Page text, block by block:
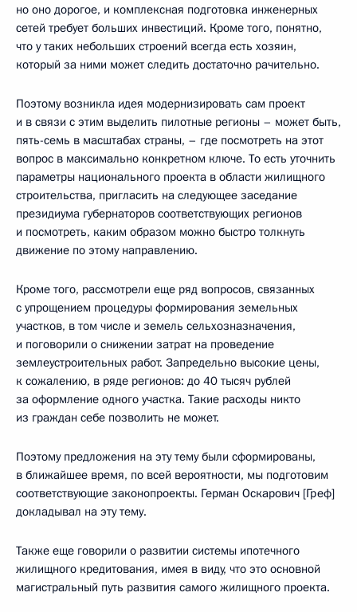
но оно дорогое, и комплексная подготовка инженерных
сетей требует больших инвестиций. Кроме того, понятно,
что у таких небольших строений всегда есть хозяин,
который за ними может следить достаточно рачительно.
Поэтому возникла идея модернизировать сам проект
и в связи с этим выделить пилотные регионы – может быть,
пять-семь в масштабах страны, – где посмотреть на этот
вопрос в максимально конкретном ключе. То есть уточнить
параметры национального проекта в области жилищного
строительства, пригласить на следующее заседание
президиума губернаторов соответствующих регионов
и посмотреть, каким образом можно быстро толкнуть
движение по этому направлению.
Кроме того, рассмотрели еще ряд вопросов, связанных
с упрощением процедуры формирования земельных
участков, в том числе и земель сельхозназначения,
и поговорили о снижении затрат на проведение
землеустроительных работ. Запредельно высокие цены,
к сожалению, в ряде регионов: до 40 тысяч рублей
за оформление одного участка. Такие расходы никто
из граждан себе позволить не может.
Поэтому предложения на эту тему были сформированы,
в ближайшее время, по всей вероятности, мы подготовим
соответствующие законопроекты. Герман Оскарович [Греф]
докладывал на эту тему.
Также еще говорили о развитии системы ипотечного
жилищного кредитования, имея в виду, что это основной
магистральный путь развития самого жилищного проекта.